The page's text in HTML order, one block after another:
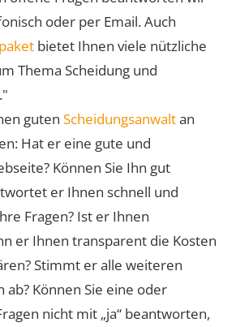
oder per Email. Auch
bietet Ihnen viele nützliche
Thema Scheidung und
guten Scheidungsanwaltan
Hat er eine gute und
Können Sie Ihn gut
er Ihnen schnell und
Fragen? Ist er Ihnen
er Ihnen transparent die Kosten
Stimmt er alle weiteren
Können Sie eine oder
nicht mit „ja“ beantworten,